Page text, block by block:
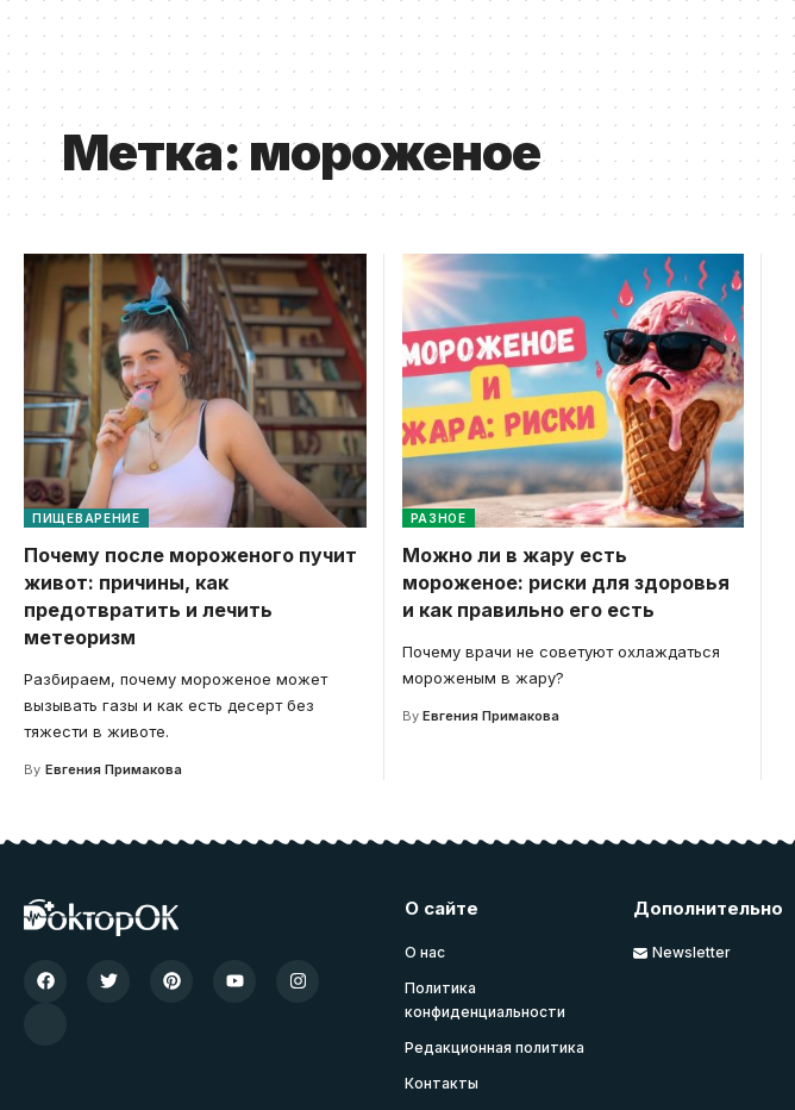
Метка:мороженое
ПИЩЕВАРЕНИЕ
Почему после мороженого пучит
живот: причины, как
предотвратить и лечить
метеоризм
Разбираем, почему мороженое может
вызывать газы и как есть десерт без
тяжести в животе.
By Евгения Примакова
РАЗНОЕ
Можно ли в жару есть
мороженое: риски для здоровья
и как правильно его есть
Почему врачи не советуют охлаждаться
мороженым в жару?
By Евгения Примакова
О сайте
О нас
Политика
конфиденциальности
Редакционная политика
Контакты
Дополнительно
Newsletter